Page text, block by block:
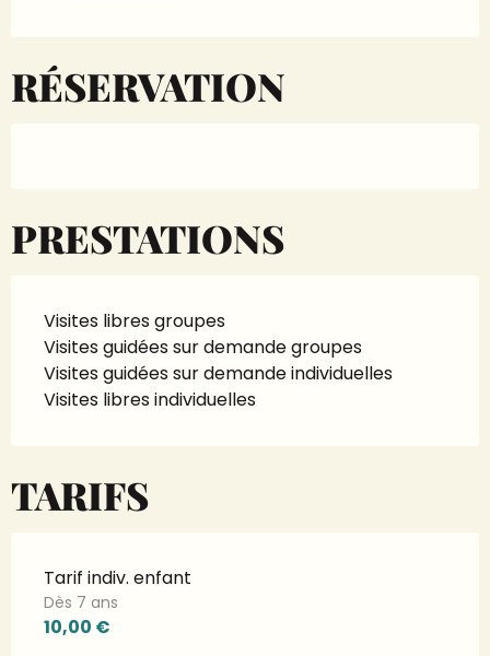
RÉSERVATION
PRESTATIONS
Visites libres groupes
Visites guidées sur demande groupes
Visites guidées sur demande individuelles
Visites libres individuelles
TARIFS
Tarif indiv. enfant
Dès 7 ans
10,00 €